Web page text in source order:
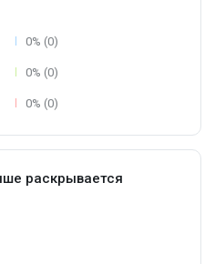
0% (0)
0% (0)
0% (0)
раскрывается